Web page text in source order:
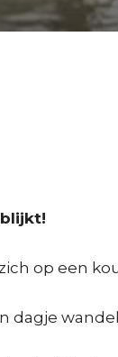
op een
dagje